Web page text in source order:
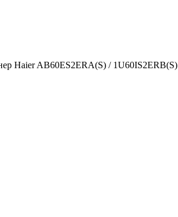
Haier AB60ES2ERA(S) / 1U60IS2ERB(S)